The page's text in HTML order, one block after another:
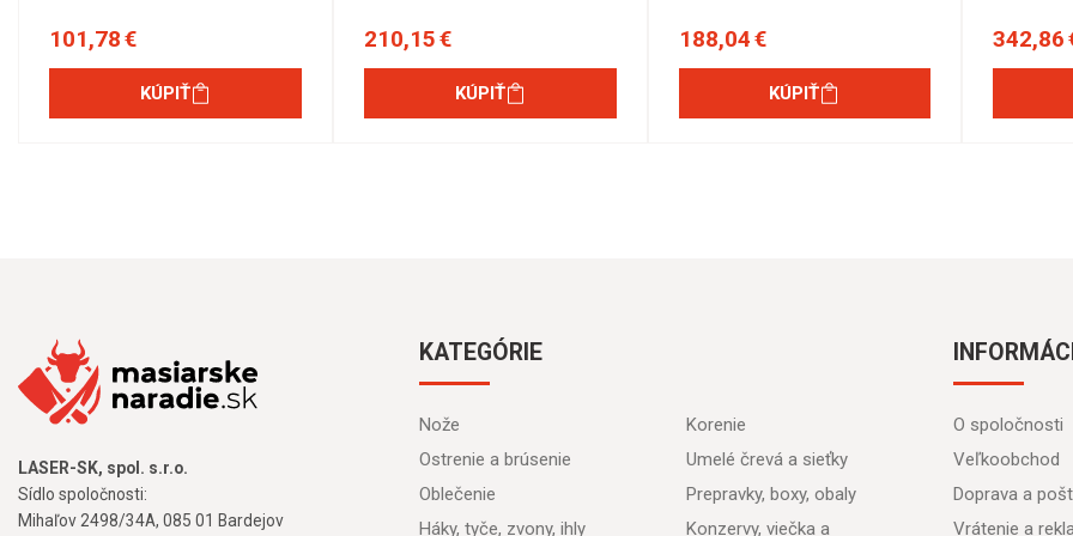
101,78 €
KÚPIŤ
210,15 €
KÚPIŤ
188,04 €
KÚPIŤ
342,86
LASER-SK, spol. s.r.o.
Sídlo spoločnosti:
Mihaľov 2498/34A, 085 01 Bardejov
KATEGÓRIE
Nože
Ostrenie a brúsenie
Oblečenie
Háky, tyče, zvony, ihly
Korenie
Umelé črevá a sieťky
Prepravky, boxy, obaly
Konzervy, viečka a
O spoločnosti
Veľkoobchod
Doprava a
Vrátenie a